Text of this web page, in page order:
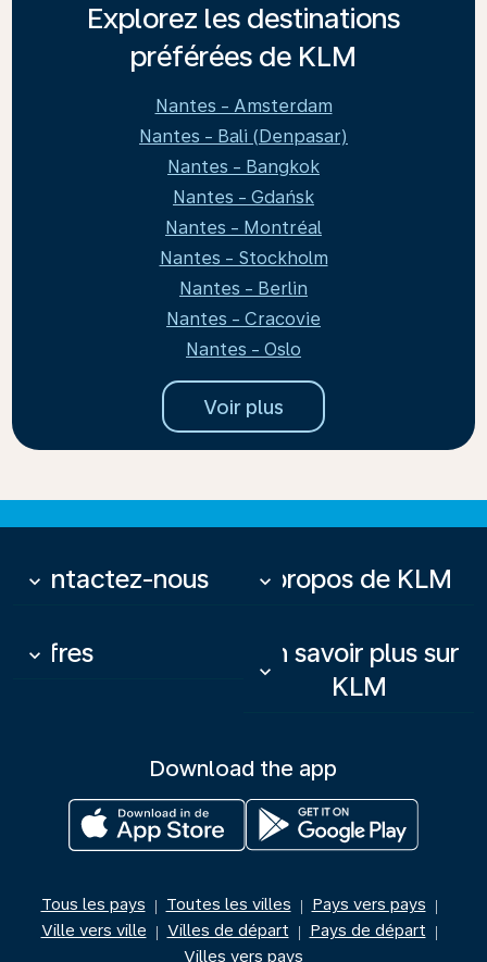
Explorez les destinations
préférées de KLM
Nantes - Amsterdam
Nantes - Bali (Denpasar)
Nantes - Bangkok
Nantes - Gdańsk
Nantes - Montréal
Nantes - Stockholm
Nantes - Berlin
Nantes - Cracovie
Nantes - Oslo
Voir plus
Contactez-nous
keyboard_arrow_down À propos de KLM
keyboard_arrow_down
Offres
keyboard_arrow_down
En savoir plus sur
KLM
keyboard_arrow_down
Download the app
Tous les pays | Toutes les villes | Pays vers pays |
Ville vers ville | Villes de départ | Pays de départ |
Villes vers pays